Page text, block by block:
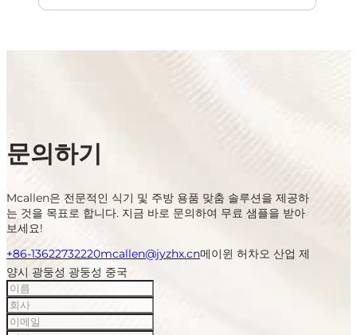
문의하기
Mcallen은 전문적인 식기 및 주방 용품 맞춤 솔루션을 제공하
는 것을 목표로 합니다. 지금 바로 문의하여 무료 샘플을 받아
보세요!
+86-13622732220mcallen@jyzhx.cn메이윈 허차오 산업 제
양시 광둥성 광둥성 중국